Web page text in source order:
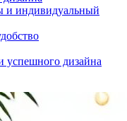
и индивидуальный
успешного дизайна